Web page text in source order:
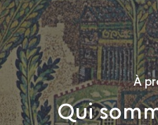
À
Qui